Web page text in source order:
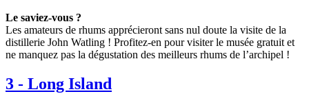
Le saviez-vous ?
Les amateurs de rhums apprécieront sans nul doute la visite de la
distillerie John Watling ! Profitez-en pour visiter le musée gratuit et
ne manquez pas la dégustation des meilleurs rhums de l’archipel !
3 - Long Island